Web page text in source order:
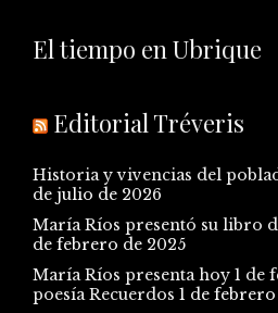
El tiempo en Ubrique
Editorial Tréveris
Historia y vivencias del
de julio de 2026
María Ríos presentó su libro
de febrero de 2025
María Ríos presenta hoy 1 de
poesía Recuerdos 1 de